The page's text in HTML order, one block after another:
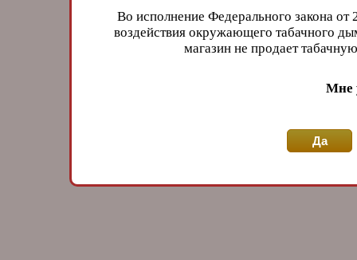
Во исполнение Федерального закона
воздействия окружающего табачного
магазин не продает
Мне
Да